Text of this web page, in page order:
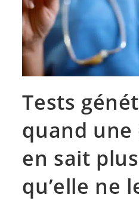
Tests
quand
en sait
qu’elle ne